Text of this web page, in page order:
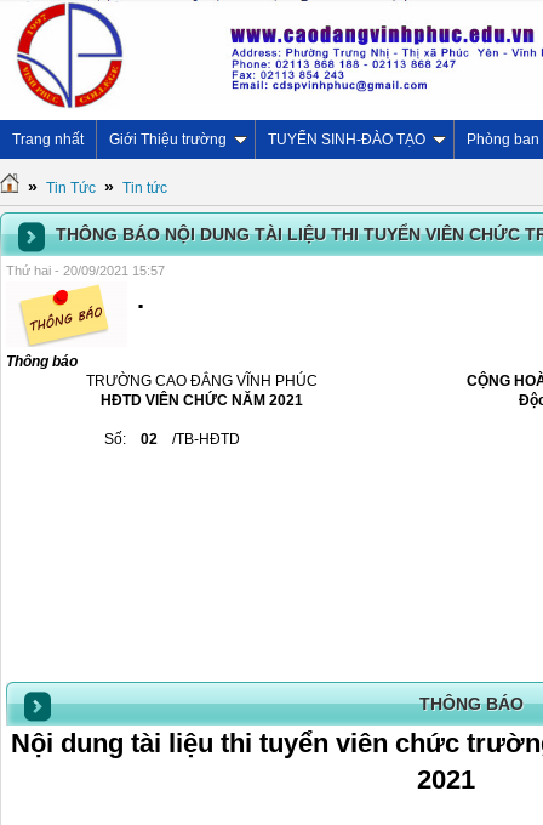
Trang nhất Giới Thiệu trường TUYỂN SINH-ĐÀO TẠO Phòng ban
» Tin Tức » Tin tức
THÔNG BÁO NỘI DUNG TÀI LIỆU THI TUYỂN VIÊN CHỨC
Thứ hai - 20/09/2021 15:57
Thông báo
.
TRƯỜNG CAO ĐẲNG VĨNH PHÚC
CỘNG
HĐTD VIÊN CHỨC NĂM 2021
Số: 02 /TB-HĐTD
THÔNG BÁO
Nội dung tài liệu thi tuyển viên chức
2021